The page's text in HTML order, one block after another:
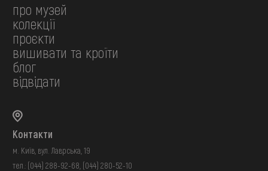
про музей
колекції
проєкти
вишивати та кроїти
блог
відвідати
Контакти
м. Київ, вул. Лаврська, 19
тел.: (044) 288-92-68 (044) 280-52-10